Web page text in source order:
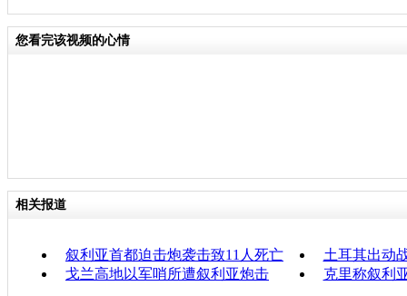
您看完该视频的心情
相关报道
叙利亚首都迫击炮袭击致11人死亡
土耳其出动
戈兰高地以军哨所遭叙利亚炮击
克里称叙利